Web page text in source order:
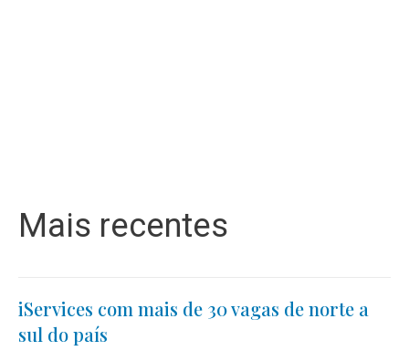
Mais recentes
iServices com mais de 30 vagas de norte a
sul do país